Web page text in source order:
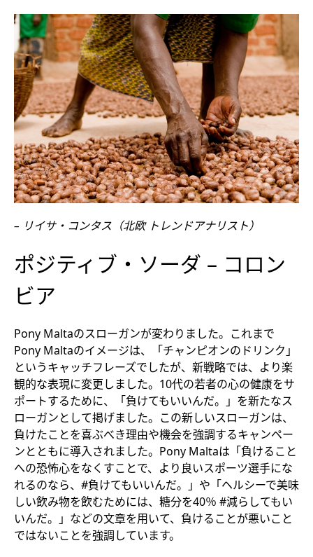
– リイサ・コンタス（北欧 トレンドアナリスト）
ポジティブ・ソーダ – コロン
ビア
Pony Maltaのスローガンが変わりました。これまで
Pony Maltaのイメージは、「チャンピオンのドリンク」
というキャッチフレーズでしたが、新戦略では、より楽
観的な表現に変更しました。10代の若者の心の健康をサ
ポートするために、「負けてもいいんだ。」を新たなス
ローガンとして掲げました。この新しいスローガンは、
負けたことを喜ぶべき理由や機会を強調するキャンペー
ンとともに導入されました。Pony Maltaは「負けること
への恐怖心をなくすことで、より良いスポーツ選手にな
れるのなら、#負けてもいいんだ。」や「ヘルシーで美味
しい飲み物を飲むためには、糖分を40％ #減らしてもい
いんだ。」などの文章を用いて、負けることが悪いこと
ではないことを強調しています。